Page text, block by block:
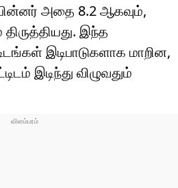
அதை 8.2 ஆகவும்,
இந்த
இடிபாடுகளாக மாறின,
இடிந்து விழுவதும்